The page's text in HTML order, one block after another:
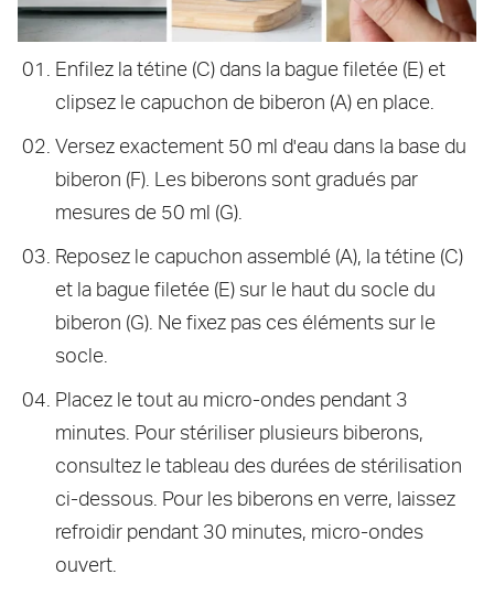
Enfilez la tétine (C) dans la bague filetée (E) et
clipsez le capuchon de biberon (A) en place.
Versez exactement 50 ml d'eau dans la base du
biberon (F). Les biberons sont gradués par
mesures de 50 ml (G).
Reposez le capuchon assemblé (A), la tétine (C)
et la bague filetée (E) sur le haut du socle du
biberon (G). Ne fixez pas ces éléments sur le
socle.
Placez le tout au micro-ondes pendant 3
minutes. Pour stériliser plusieurs biberons,
consultez le tableau des durées de stérilisation
ci-dessous. Pour les biberons en verre, laissez
refroidir pendant 30 minutes, micro-ondes
ouvert.